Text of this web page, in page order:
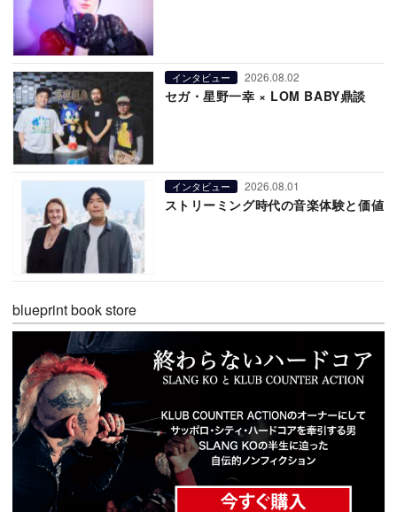
インタビュー 2026.08.02
セガ・星野一幸 × LOM BABY鼎談
インタビュー 2026.08.01
ストリーミング時代の音楽体験と価値
blueprint book store